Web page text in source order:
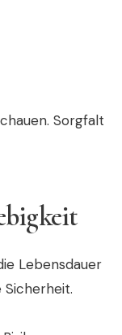
Sorgfalt
Lebensdauer
Sicherheit.